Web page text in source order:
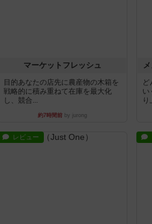
マーケットフレッシュ
目的あなたの店先に農産物の木箱を
戦略的に積み重ねて在庫を最大化
し、競合...
約7時間前 by jurong
ど
い
り
レビュー